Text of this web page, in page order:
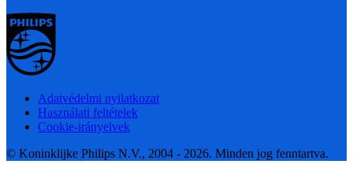
Adatvédelmi nyilatkozat
Használati feltételek
Cookie-irányelvek
© Koninklijke Philips N.V., 2004 - 2026. Minden jog fenntartva.